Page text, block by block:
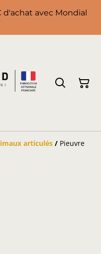
d'achat avec Mondial
articulés / Pieuvre